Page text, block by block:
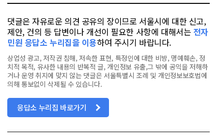
댓글은 자유로운 의견 공유의 장이므로 서울시에 대한 신고,
제안, 건의 등 답변이나 개선이 필요한 사항에 대해서는 전자
민원 응답소 누리집을 이용하여 주시기 바랍니다.
상업성 광고, 저작권 침해, 저속한 표현, 특정인에 대한 비방, 명예훼손, 정
치적 목적, 유사한 내용의 반복적 글, 개인정보 유출,그 밖에 공익을 저해하
거나 운영 취지에 맞지 않는 댓글은 서울특별시 조례 및 개인정보보호법에
의해 통보없이 삭제될 수 있습니다.
응답소 누리집 바로가기